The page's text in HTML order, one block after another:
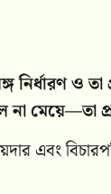
নির্ধারণ ও
না মেয়ে—তা
এবং